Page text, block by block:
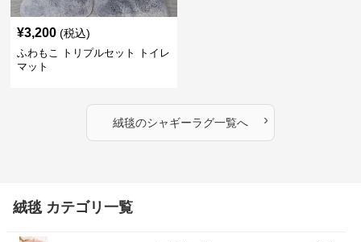
¥3,200 (税込)
ふわもこ トリプルセット トイレ
マット
絨毯のシャギーラグ一覧へ ›
絨毯 カテゴリ一覧